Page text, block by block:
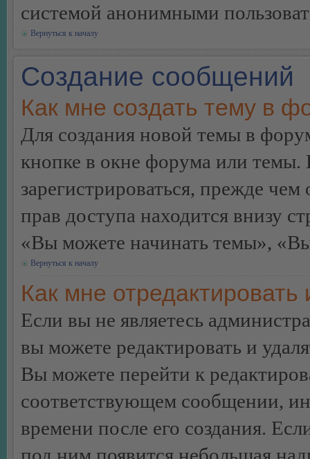
системой анонимными
Вернуться к началу
Создание сообщений
Как мне создать тему в
Для создания новой темы в
кнопке в окне форума или
зарегистрироваться, прежде
прав доступа находится внизу
«Вы можете начинать темы»,
Вернуться к началу
Как мне
Если вы не являетесь
вы можете редактировать и
Вы можете перейти к
соответствующем сообщении,
времени после его создания.